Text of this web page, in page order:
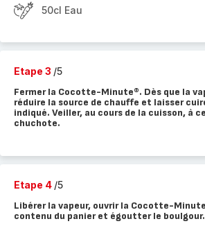
50cl Eau
Etape 3 /5
Fermer la Cocotte-Minute®. Dès que la
réduire la source de chauffe et laisser
indiqué. Veiller, au cours de la cuisson, à
chuchote.
Etape 4 /5
Libérer la vapeur, ouvrir la Cocotte-
contenu du panier et égoutter le boulgour.